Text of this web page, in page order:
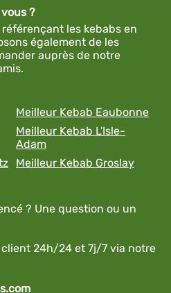
?
les kebabs en
également de les
auprès de notre
Meilleur Kebab Eaubonne
Meilleur Kebab L'Isle-
Adam
Meilleur Kebab Groslay
? Une question ou un
24h/24 et 7j/7 via notre